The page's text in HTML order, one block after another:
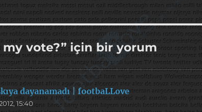
my vote?” için bir yorum
dayanamadı | footbaLLovededi
ki:
15:40